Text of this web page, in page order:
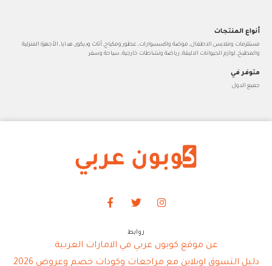
أنواع المنتجات
مستلزمات وملابس الاطفال, موضة واكسسوارات, عطور ومكياج, أثاث وديكور, هدايا, الأجهزة المنزلية
والمطبخ, لوازم الحيوانات الاليفة, رياضة ونشاطات خارجية, سياحة وسفر
متوفر في
جميع الدول
روابط
عن موقع كوبون عربي في الامارات العربية
دليل التسوق اونلاين مع مراجعات وكودات خصم وعروض 2026